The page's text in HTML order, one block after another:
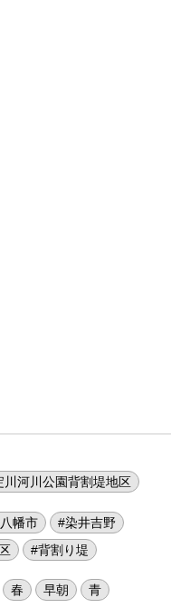
川河川公園背割堤地区
幡市
#染井吉野
#背割り堤
春 早朝
青